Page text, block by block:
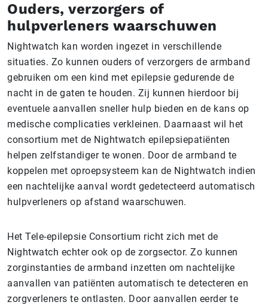
Ouders, verzorgers of
hulpverleners waarschuwen
Nightwatch kan worden ingezet in verschillende
situaties. Zo kunnen ouders of verzorgers de armband
gebruiken om een kind met epilepsie gedurende de
nacht in de gaten te houden. Zij kunnen hierdoor bij
eventuele aanvallen sneller hulp bieden en de kans op
medische complicaties verkleinen. Daarnaast wil het
consortium met de Nightwatch epilepsiepatiënten
helpen zelfstandiger te wonen. Door de armband te
koppelen met oproepsysteem kan de Nightwatch indien
een nachtelijke aanval wordt gedetecteerd automatisch
hulpverleners op afstand waarschuwen.
Het Tele-epilepsie Consortium richt zich met de
Nightwatch echter ook op de zorgsector. Zo kunnen
zorginstanties de armband inzetten om nachtelijke
aanvallen van patiënten automatisch te detecteren en
zorgverleners te ontlasten. Door aanvallen eerder te